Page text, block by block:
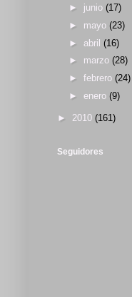
► junio (17)
► mayo (23)
► abril (16)
► marzo (28)
► febrero (24)
► enero (9)
► 2010 (161)
Seguidores